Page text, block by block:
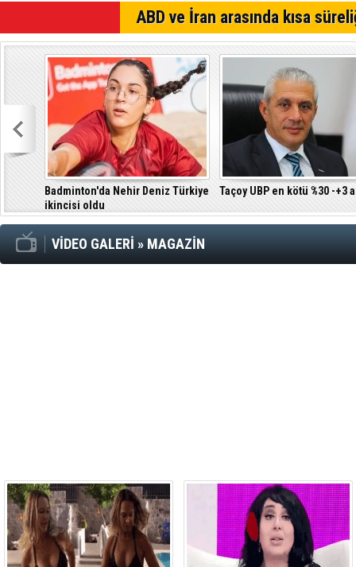
Basın-
GÜÇ-
adına
ABD ve İran arasında kısa
Badminton'da Nehir Deniz Türkiye
ikincisi oldu
Taçoy UBP en kötü %30 -+3
VİDEO GALERİ » MAGAZİN